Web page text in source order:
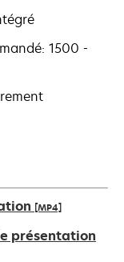
1500 -
[MP4]
présentation